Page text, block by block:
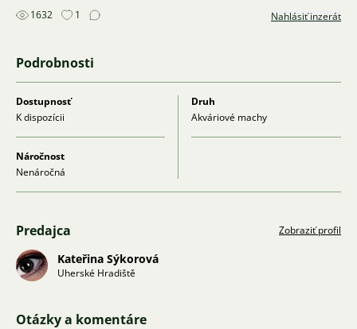
1632 1 Nahlásiť inzerát
Podrobnosti
Dostupnosť
K dispozícii
Druh
Akváriové machy
Náročnost
Nenáročná
Predajca Zobraziť profil
Kateřina Sýkorová
Uherské Hradiště
Otázky a komentáre